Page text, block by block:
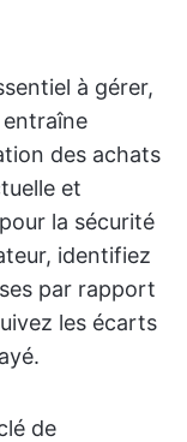
à gérer,
entraîne
des achats
et
la sécurité
identifiez
par rapport
les écarts
de